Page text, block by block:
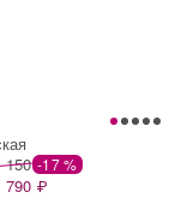
150 -17 %
790 ₽